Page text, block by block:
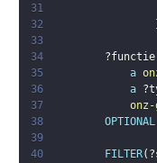
31
32
33
34
?functie
35
a
36
a
37
onz-
38
OPTIONAL
39
40
FILTER(